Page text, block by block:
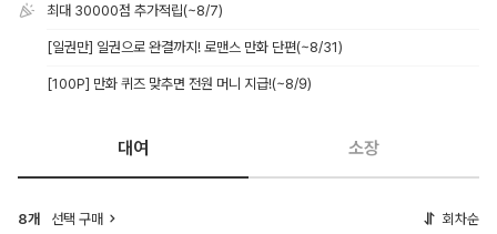
최대 30000점 추가적립(~8/7)
[일권만] 일권으로 완결까지! 로맨스 만화 단편(~8/31)
[100P] 만화 퀴즈 맞추면 전원 머니 지급!(~8/9)
대여 소장
8개 선택 구매 회차순